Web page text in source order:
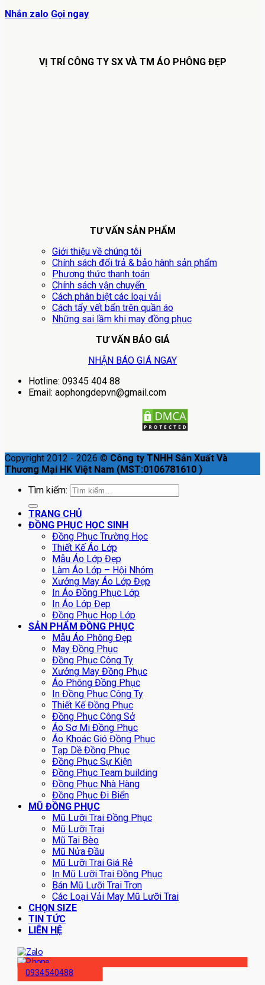
Nhắn zalo Gọi ngay
VỊ TRÍ CÔNG TY SX VÀ TM ÁO PHÔNG ĐẸP
TƯ VẤN SẢN PHẨM
Giới thiệu về chúng tôi
Chính sách đổi trả & bảo hành sản phẩm
Phương thức thanh toán
Chính sách vận chuyển
Cách phân biệt các loại vải
Cách tẩy vết bẩn trên quần áo
Những sai lầm khi may đồng phục
TƯ VẤN BÁO GIÁ
NHẬN BÁO GIÁ NGAY
Hotline: 09345 404 88
Email: aophongdepvn@gmail.com
Copyright 2012 - 2026 © Công ty TNHH Sản Xuất Và
Thương Mại HK Việt Nam (MST:0106781610 )
Tìm kiếm:
TRANG CHỦ
ĐỒNG PHỤC HỌC SINH
Đồng Phục Trường Học
Thiết Kế Áo Lớp
Mẫu Áo Lớp Đẹp
Làm Áo Lớp – Hội Nhóm
Xưởng May Áo Lớp Đẹp
In Áo Đồng Phục Lớp
In Áo Lớp Đẹp
Đồng Phục Họp Lớp
SẢN PHẨM ĐỒNG PHỤC
Mẫu Áo Phông Đẹp
May Đồng Phục
Đồng Phục Công Ty
Xưởng May Đồng Phục
Áo Phông Đồng Phục
In Đồng Phục Công Ty
Thiết Kế Đồng Phục
Đồng Phục Công Sở
Áo Sơ Mi Đồng Phục
Áo Khoác Gió Đồng Phục
Tạp Dề Đồng Phục
Đồng Phục Sự Kiện
Đồng Phục Team building
Đồng Phục Nhà Hàng
Đồng Phục Đi Biển
MŨ ĐỒNG PHỤC
Mũ Lưỡi Trai Đồng Phục
Mũ Lưỡi Trai
Mũ Tai Bèo
Mũ Nửa Đầu
Mũ Lưỡi Trai Giá Rẻ
In Mũ Lưỡi Trai Đồng Phục
Bán Mũ Lưỡi Trai Trơn
Các Loại Vải May Mũ Lưỡi Trai
CHỌN SIZE
TIN TỨC
LIÊN HỆ
0934540488